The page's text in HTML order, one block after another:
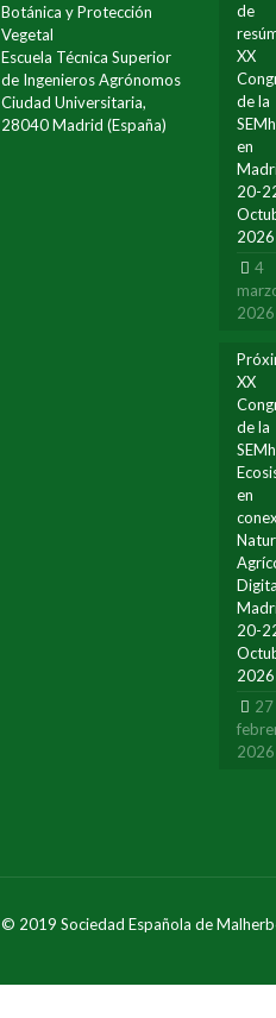
Botánica y Protección
Vegetal
Escuela Técnica Superior
de Ingenieros Agrónomos
Ciudad Universitaria,
28040 Madrid (España)
de
XX
de la
SEMh
en
20-
2026
4
2026
XX
de la
en
20-
2026
27
2026
© 2019 Sociedad Española de